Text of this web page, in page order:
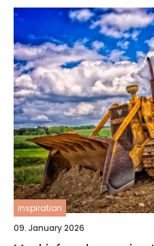
inspiration
09. January 2026